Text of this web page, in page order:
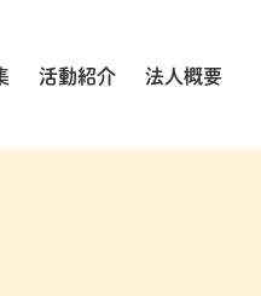
活動紹介 法人概要